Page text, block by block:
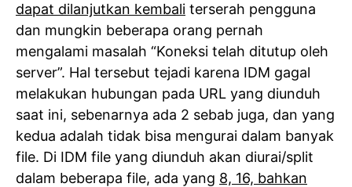
dapat dilanjutkan kembali terserah pengguna
dan mungkin beberapa orang pernah
mengalami masalah “Koneksi telah ditutup oleh
server”. Hal tersebut tejadi karena IDM gagal
melakukan hubungan pada URL yang diunduh
saat ini, sebenarnya ada 2 sebab juga, dan yang
kedua adalah tidak bisa mengurai dalam banyak
file. Di IDM file yang diunduh akan diurai/split
dalam beberapa file, ada yang 8, 16, bahkan